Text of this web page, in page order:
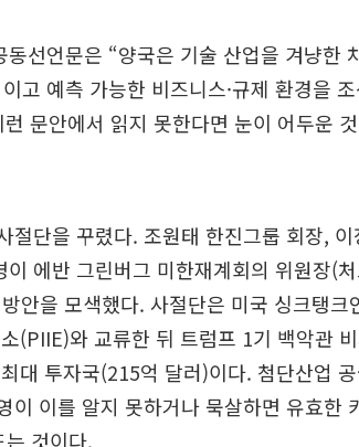
선언문은 “양국은 기술 산업을 겨냥한
고 예측 가능한 비즈니스·규제 환경을
문안에서 읽지 못한다면 눈이 어두운
절단을 꾸렸다. 조원태 한진그룹 회장, 이
에반 그린버그 미한재계회의 위원장(
안을 모색했다. 사절단은 미국 싱크탱크
(PIIE)와 교류한 뒤 트럼프 1기 백악관
대 투자국(215억 달러)이다. 첨단산업
이 이를 알지 못하거나 묵살하면 유효한
것이다.